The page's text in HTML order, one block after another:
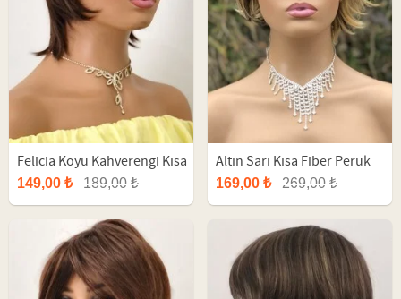
Felicia Koyu Kahverengi Kısa
Fiber Sentetik Peruk
149,00 ₺ 189,00 ₺
Altın Sarı Kısa Fiber Peruk
169,00 ₺ 269,00 ₺